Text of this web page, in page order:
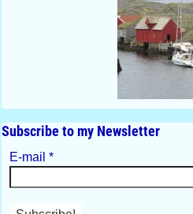
Subscribe to my Newsletter
E-mail *